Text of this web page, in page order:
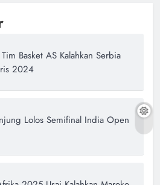
Basket AS Kalahkan Serbia
2024
Lolos Semifinal India Open